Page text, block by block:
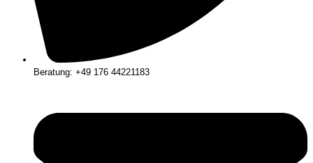
Beratung: +49 176 44221183